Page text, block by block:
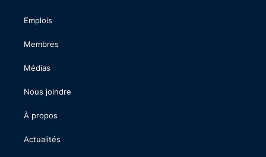
Emplois
Membres
Médias
Nous joindre
À propos
Actualités